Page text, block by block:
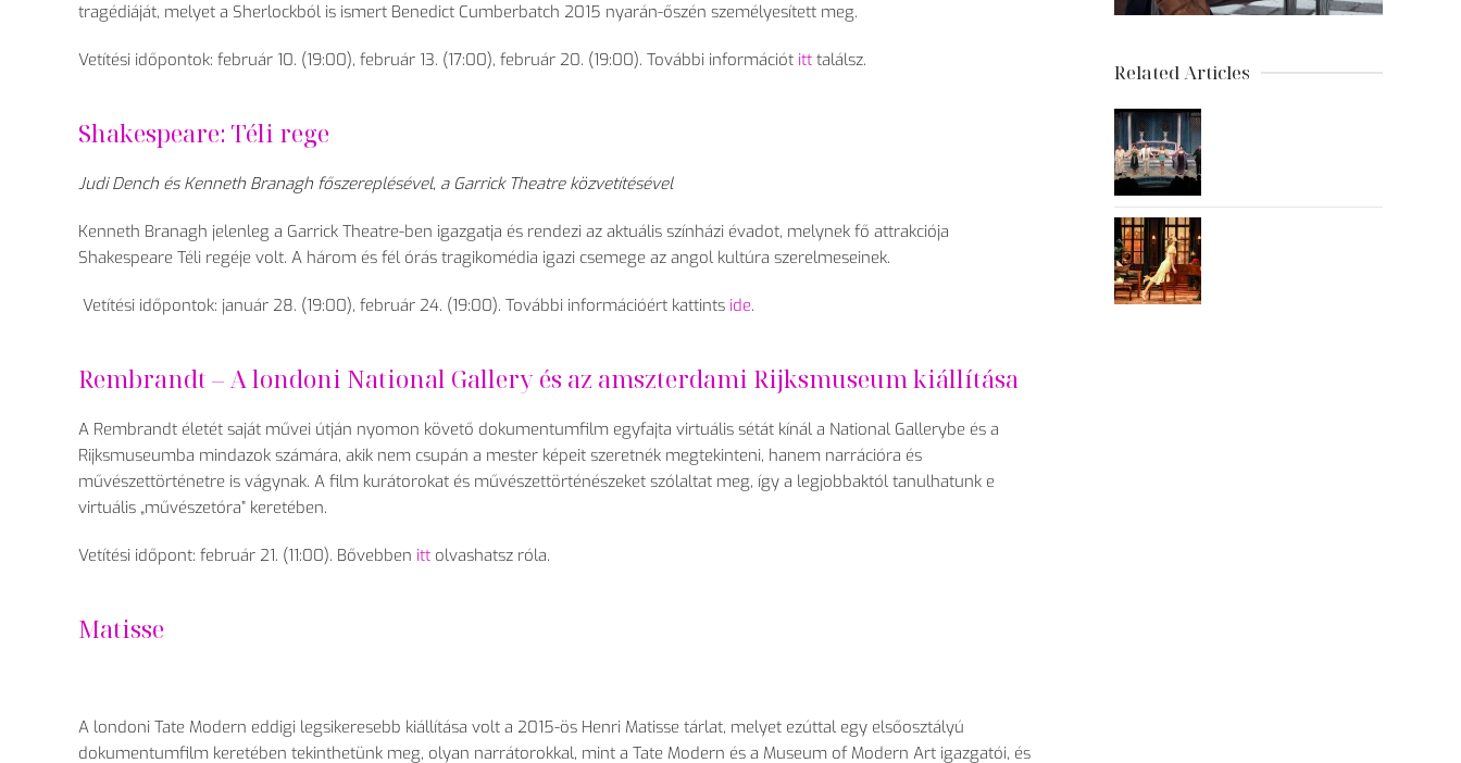
tragédiáját, melyet a Sherlockból is ismert Benedict Cumberbatch 2015 nyarán-őszén személyesített meg.
Vetítési időpontok: február 10. (19:00), február 13. (17:00), február 20. (19:00). További információt itt találsz.
Shakespeare: Téli rege
Judi Dench és Kenneth Branagh főszereplésével, a Garrick Theatre közvetítésével
Kenneth Branagh jelenleg a Garrick Theatre-ben igazgatja és rendezi az aktuális színházi évadot, melynek fő attrakciója
Shakespeare Téli regéje volt. A három és fél órás tragikomédia igazi csemege az angol kultúra szerelmeseinek.
Vetítési időpontok: január 28. (19:00), február 24. (19:00). További információért kattints ide.
Rembrandt – A londoni National Gallery és az amszterdami Rijksmuseum kiállítása
A Rembrandt életét saját művei útján nyomon követő dokumentumfilm egyfajta virtuális sétát kínál a National Gallerybe és a
Rijksmuseumba mindazok számára, akik nem csupán a mester képeit szeretnék megtekinteni, hanem narrációra és
művészettörténetre is vágynak. A film kurátorokat és művészettörténészeket szólaltat meg, így a legjobbaktól tanulhatunk e
virtuális „művészetóra” keretében.
Vetítési időpont: február 21. (11:00). Bővebben itt olvashatsz róla.
Matisse
A londoni Tate Modern eddigi legsikeresebb kiállítása volt a 2015-ös Henri Matisse tárlat, melyet ezúttal egy elsőosztályú
dokumentumfilm keretében tekinthetünk meg, olyan narrátorokkal, mint a Tate Modern és a Museum of Modern Art igazgatói, és
Related Articles